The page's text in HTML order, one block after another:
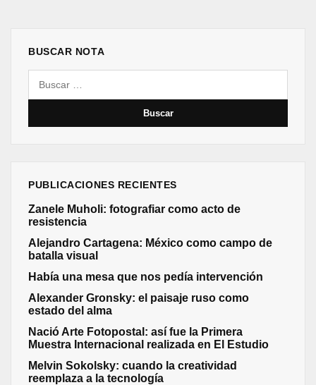
BUSCAR NOTA
PUBLICACIONES RECIENTES
Zanele Muholi: fotografiar como acto de
resistencia
Alejandro Cartagena: México como campo de
batalla visual
Había una mesa que nos pedía intervención
Alexander Gronsky: el paisaje ruso como
estado del alma
Nació Arte Fotopostal: así fue la Primera
Muestra Internacional realizada en El Estudio
Melvin Sokolsky: cuando la creatividad
reemplaza a la tecnología